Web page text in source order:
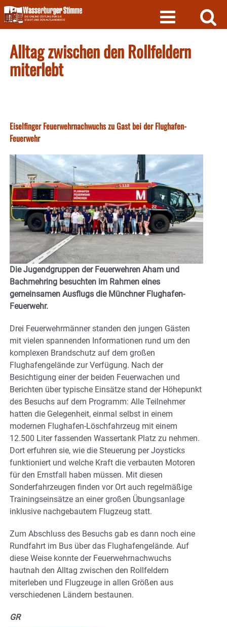
Skip
to
content
Alltag zwischen den Rollfeldern
miterlebt
Eiselfinger Feuerwehrnachwuchs zu Gast bei der Flughafen-
Feuerwehr
Die Jugendgruppen der Feuerwehren Aham und
Bachmehring besuchten im Rahmen eines
gemeinsamen Ausflugs die Münchner Flughafen-
Feuerwehr.
Drei Feuerwehrmänner standen den jungen Gästen
mit vielen spannenden Informationen rund um den
komplexen Brandschutz auf dem großen
Flughafengelände zur Verfügung. Nach der
Besichtigung einer der beiden Feuerwachen und
Berichten über typische Einsätze stand der Höhepunkt
des Besuchs auf dem Programm: Alle Teilnehmer
hatten die Gelegenheit, einmal selbst in einem
modernen Flughafen-Löschfahrzeug mit einem
12.500 Liter fassenden Wassertank Platz zu nehmen.
Dort erfuhren sie, wie die Steuerung per Joysticks
funktioniert und welche Kraft die verbauten Motoren
für den Ernstfall haben müssen. Mit diesen
Sonderfahrzeugen finden vor Ort auch regelmäßige
Trainingseinsätze an einer großen Übungsanlage
inklusive nachgebautem Flugzeug statt.
Zum Abschluss des Besuchs gab es dann noch eine
Rundfahrt im Bus über das Flughafengelände. Auf
diese Weise konnte der Feuerwehrnachwuchs
hautnah den Alltag zwischen den Rollfeldern
miterleben und Flugzeuge in allen Größen aus
verschiedenen Ländern bestaunen.
GR